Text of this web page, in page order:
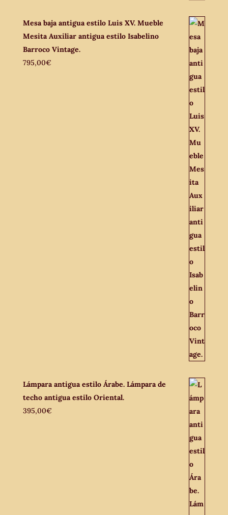
Mesa baja antigua estilo Luis XV. Mueble
Mesita Auxiliar antigua estilo Isabelino
Barroco Vintage.
795,00€
Lámpara antigua estilo Árabe. Lámpara de
techo antigua estilo Oriental.
395,00€